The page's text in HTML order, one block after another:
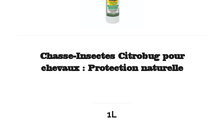
Chasse-Insectes Citrobug pour
chevaux : Protection naturelle
1L